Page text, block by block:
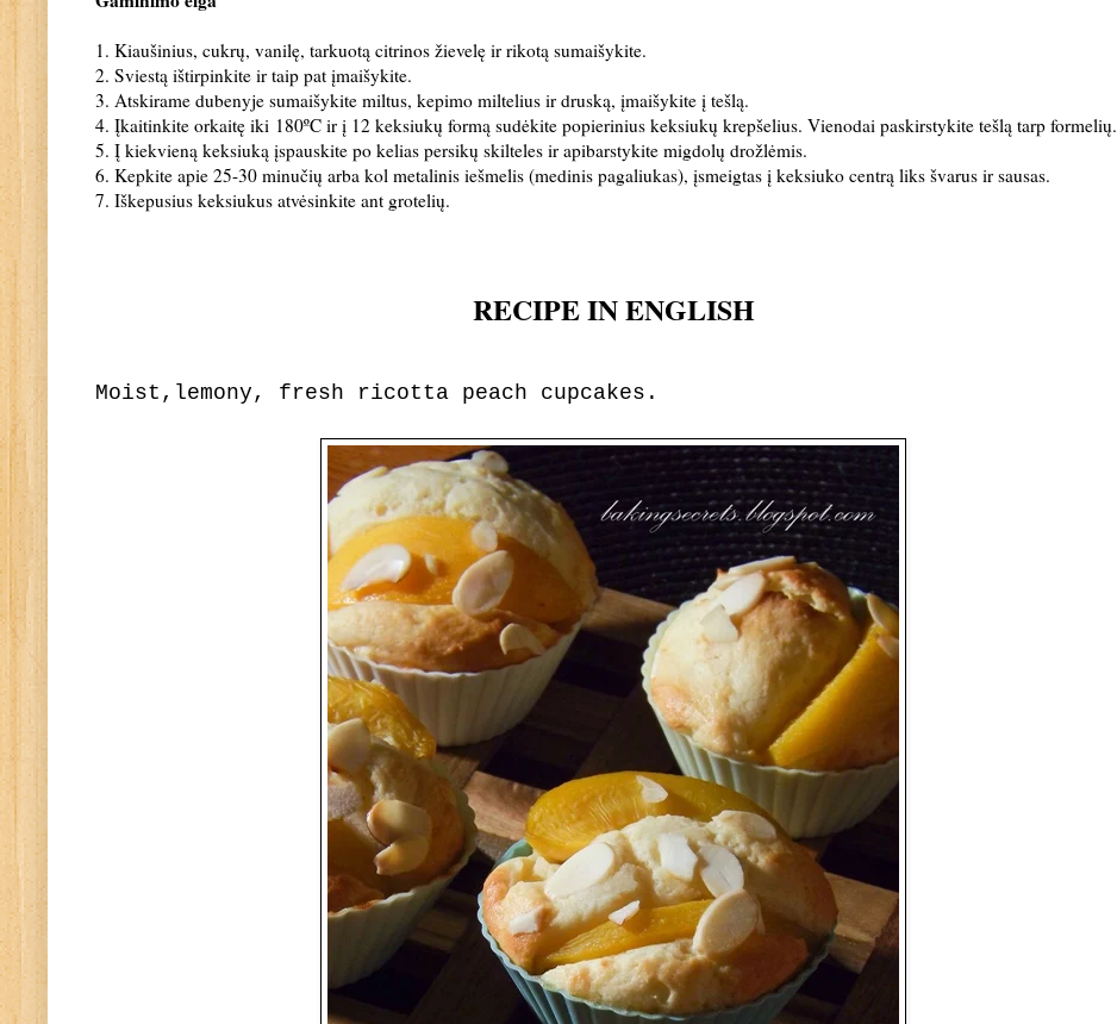
1. Kiaušinius, cukrų, vanilę, tarkuotą citrinos žievelę ir rikotą sumaišykite.
2. Sviestą ištirpinkite ir taip pat įmaišykite.
3. Atskirame dubenyje sumaišykite miltus, kepimo miltelius ir druską, įmaišykite į tešlą.
4. Įkaitinkite orkaitę iki 180ºC ir į 12 keksiukų formą sudėkite popierinius keksiukų krepšelius. Vienodai paskirstykite tešlą tarp formelių.
5. Į kiekvieną keksiuką įspauskite po kelias persikų skilteles ir apibarstykite migdolų drožlėmis.
6. Kepkite apie 25-30 minučių arba kol metalinis iešmelis (medinis pagaliukas), įsmeigtas į keksiuko centrą liks švarus ir sausas.
7. Iškepusius keksiukus atvėsinkite ant grotelių.
RECIPE IN ENGLISH
Moist,lemony, fresh ricotta peach cupcakes.